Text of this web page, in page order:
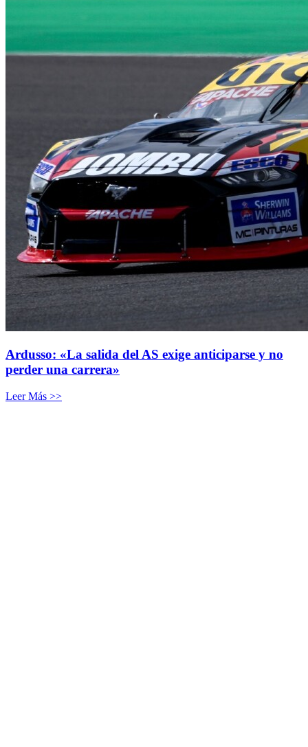
Ardusso: «La salida del AS exige anticiparse y no
perder una carrera»
Leer Más >>